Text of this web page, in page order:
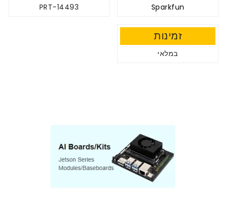
Sparkfun
PRT-14493
זמינות
במלאי